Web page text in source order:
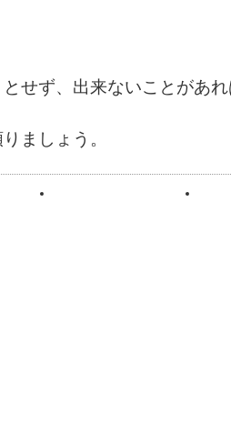
せず、出来ないことがあ
ましょう。